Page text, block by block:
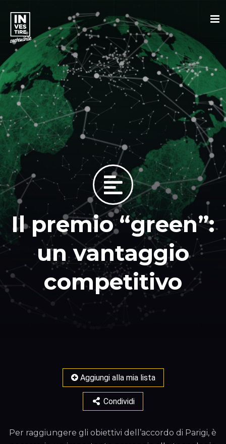
Il premio “green”:
un vantaggio
competitivo
Aggiungi alla mia lista
Condividi
Per raggiungere gli obiettivi dell’accordo di Parigi, è